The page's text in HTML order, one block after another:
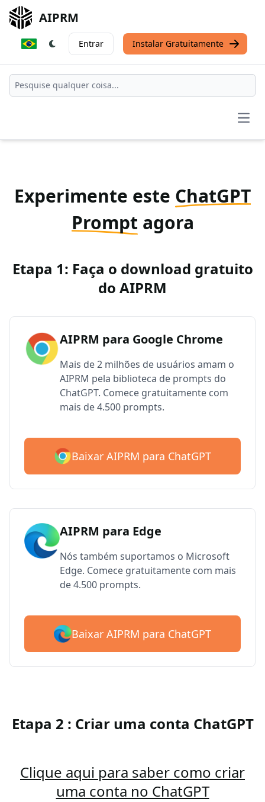
AIPRM
Entrar Instalar Gratuitamente
Experimente este ChatGPT
Prompt agora
Etapa 1: Faça o download gratuito
do AIPRM
AIPRM para Google Chrome
Mais de 2 milhões de usuários amam o
AIPRM pela biblioteca de prompts do
ChatGPT. Comece gratuitamente com
mais de 4.500 prompts.
Baixar AIPRM para ChatGPT
AIPRM para Edge
Nós também suportamos o Microsoft
Edge. Comece gratuitamente com mais
de 4.500 prompts.
Baixar AIPRM para ChatGPT
Etapa 2 : Criar uma conta ChatGPT
Clique aqui para saber como criar
uma conta no ChatGPT